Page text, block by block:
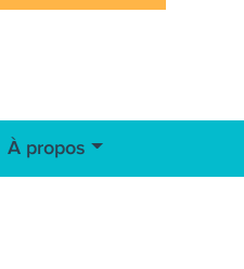
À propos